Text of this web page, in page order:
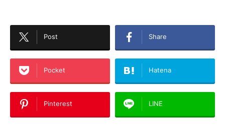
Post Share
Pocket Hatena
Pinterest LINE